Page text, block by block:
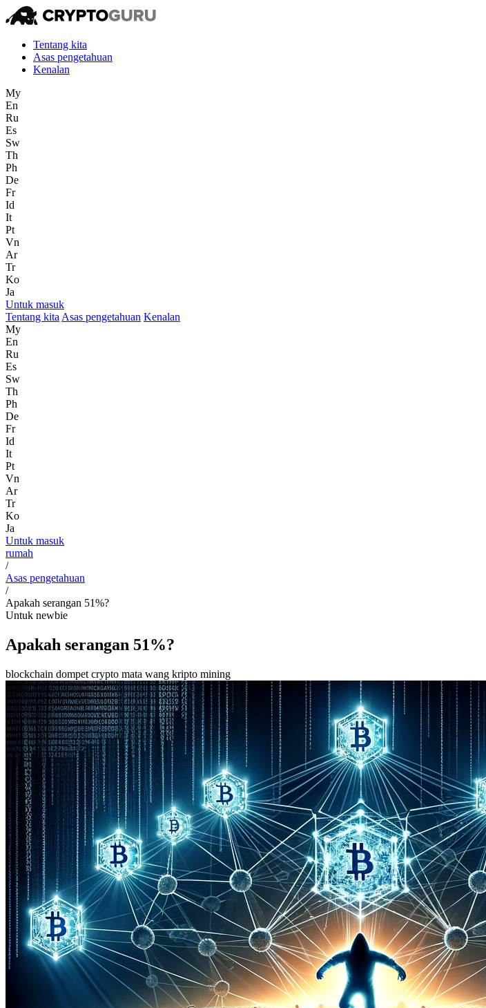
Tentang kita
Asas pengetahuan
Kenalan
My
En
Ru
Es
Sw
Th
Ph
De
Fr
Id
It
Pt
Vn
Ar
Tr
Ko
Ja
Untuk masuk
Tentang kita Asas pengetahuan Kenalan
My
En
Ru
Es
Sw
Th
Ph
De
Fr
Id
It
Pt
Vn
Ar
Tr
Ko
Ja
Untuk masuk
rumah
/
Asas pengetahuan
/
Apakah serangan 51%?
Untuk newbie
Apakah serangan 51%?
blockchain dompet crypto mata wang kripto mining